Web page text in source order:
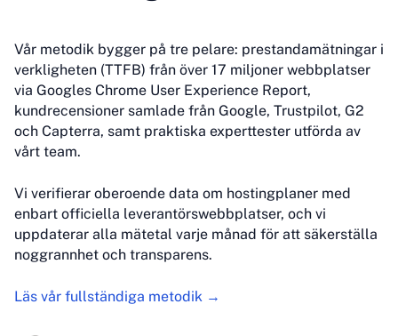
Vår metodik bygger på tre pelare: prestandamätningar i
verkligheten (TTFB) från över 17 miljoner webbplatser
via Googles Chrome User Experience Report,
kundrecensioner samlade från Google, Trustpilot, G2
och Capterra, samt praktiska experttester utförda av
vårt team.
Vi verifierar oberoende data om hostingplaner med
enbart officiella leverantörswebbplatser, och vi
uppdaterar alla mätetal varje månad för att säkerställa
noggrannhet och transparens.
Läs vår fullständiga metodik →